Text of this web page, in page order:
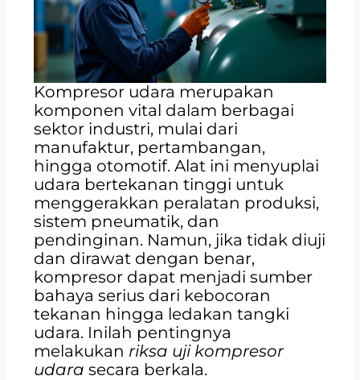
Kompresor udara merupakan
komponen vital dalam berbagai
sektor industri, mulai dari
manufaktur, pertambangan,
hingga otomotif. Alat ini menyuplai
udara bertekanan tinggi untuk
menggerakkan peralatan produksi,
sistem pneumatik, dan
pendinginan. Namun, jika tidak diuji
dan dirawat dengan benar,
kompresor dapat menjadi sumber
bahaya serius dari kebocoran
tekanan hingga ledakan tangki
udara. Inilah pentingnya
melakukan riksa uji kompresor
udara secara berkala.